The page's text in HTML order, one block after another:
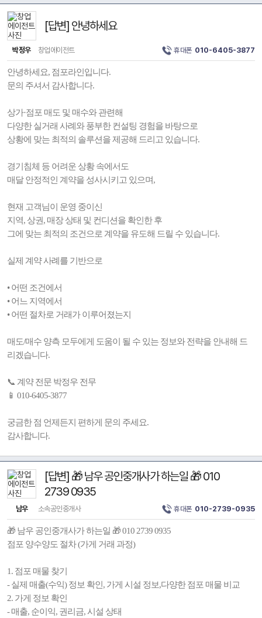
[답변] 안녕하세요
박정우 창업에이전트 휴대폰 010-6405-3877
안녕하세요, 점포라인입니다.
문의 주셔서 감사합니다.
상가·점포 매도 및 매수와 관련해
다양한 실거래 사례와 풍부한 컨설팅 경험을 바탕으로
상황에 맞는 최적의 솔루션을 제공해 드리고 있습니다.
경기침체 등 어려운 상황 속에서도
매달 안정적인 계약을 성사시키고 있으며,
현재 고객님이 운영 중이신
지역, 상권, 매장 상태 및 컨디션을 확인한 후
그에 맞는 최적의 조건으로 계약을 유도해 드릴 수 있습니다.
실제 계약 사례를 기반으로
• 어떤 조건에서
• 어느 지역에서
• 어떤 절차로 거래가 이루어졌는지
매도/매수 양측 모두에게 도움이 될 수 있는 정보와 전략을 안내해 드
리겠습니다.
📞 계약 전문 박정우 전무
📱 010-6405-3877
궁금한 점 언제든지 편하게 문의 주세요.
감사합니다.
[답변] 🎁 남우 공인중개사가 하는일 🎁 010
2739 0935
남우 소속공인중개사 휴대폰 010-2739-0935
🎁 남우 공인중개사가 하는일 🎁 010 2739 0935
점포 양수양도 절차 (가게 거래 과정)
1. 점포 매물 찾기
- 실제 매출(수익) 정보 확인, 가게 시설 정보,다양한 점포 매물 비교
2. 가게 정보 확인
- 매출, 순이익, 권리금, 시설 상태